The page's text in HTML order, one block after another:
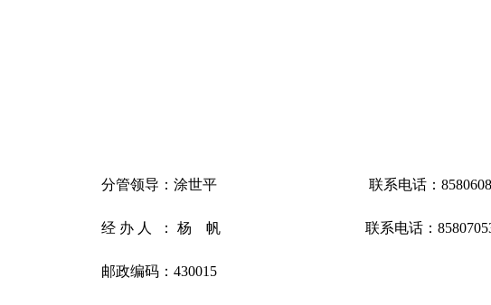
分管领导：涂世平 联系电话：
经 办 人 ： 杨 帆 联系电话：
邮政编码：430015